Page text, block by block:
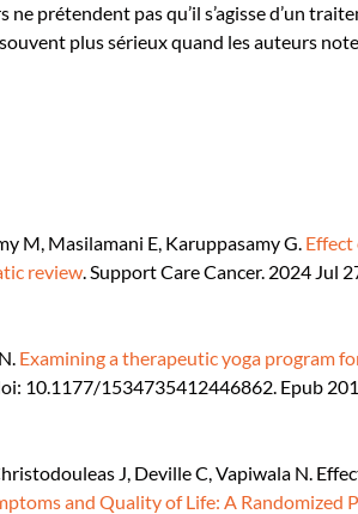
prétendent pas qu’il s’agisse d’un
souvent plus sérieux quand les auteurs
M, Masilamani E, Karuppasamy G. Effect
review. Support Care Cancer. 2024 Jul
Examining a therapeutic yoga program
10.1177/1534735412446862. Epub
J, Deville C, Vapiwala N.
and Quality of Life: A Randomized